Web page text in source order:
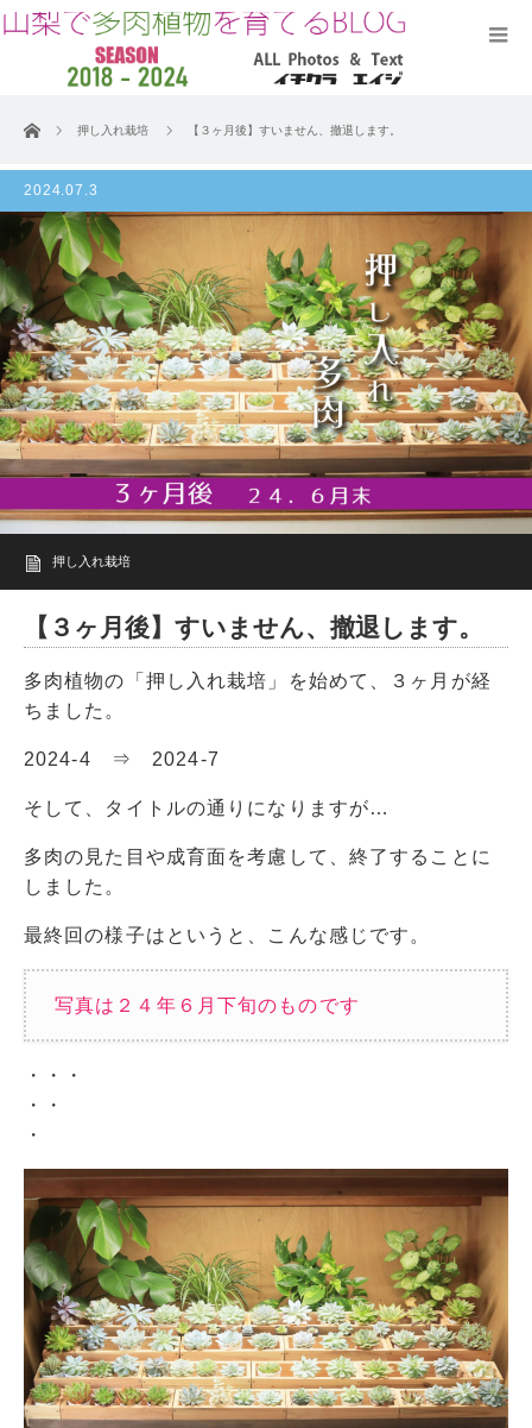
ホーム 押し入れ栽培 【３ヶ月後】すいません、撤退します。
2024.07.3
押し入れ栽培
【３ヶ月後】すいません、撤退します。
多肉植物の「押し入れ栽培」を始めて、３ヶ月が経
ちました。
2024-4 ⇒ 2024-7
そして、タイトルの通りになりますが…
多肉の見た目や成育面を考慮して、終了することに
しました。
最終回の様子はというと、こんな感じです。
写真は２４年６月下旬のものです
・・・
・・
・